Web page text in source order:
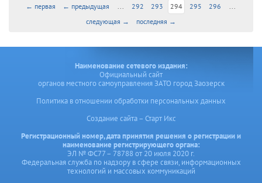
← первая ← предыдущая ... 292 293 294 295 296
...
следующая →
последняя →
Наименование сетевого издания:
Официальный сайт
органов местного самоуправления ЗАТО город Заозерск
Политика в отношении обработки персональных данных
Создание сайта – Старт Икс
Регистрационный номер, дата принятия решения о регистрации и
наименование регистрирующего органа:
ЭЛ № ФС77 – 78788 от 20 июля 2020 г.
Федеральная служба по надзору в сфере связи, информационных
технологий и массовых коммуникаций